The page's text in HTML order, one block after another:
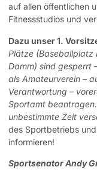
auf allen öffentlichen
Fitnessstudios und
Dazu unser 1.
Plätze (Baseballplatz
Damm) sind gesperrt
als Amateurverein –
Verantwortung –
Sportamt
unbestimmte Zeit
des Sportbetriebs
informieren!
Sportsenator Andy